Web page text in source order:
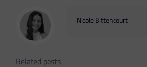
Nicole Bittencourt
Related posts